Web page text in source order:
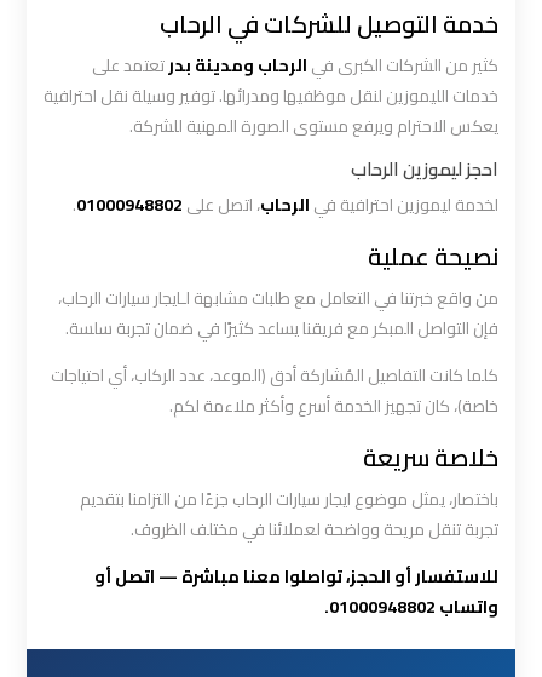
خدمة التوصيل للشركات في الرحاب
كثير من الشركات الكبرى فيالرحاب ومدينة بدرتعتمد على
خدمات الليموزين لنقل موظفيها ومدرائها. توفير وسيلة نقل احترافية
يعكس الاحترام ويرفع مستوى الصورة المهنية للشركة.
احجز ليموزين الرحاب
لخدمة ليموزين احترافية فيالرحاب، اتصل على01000948802
.
نصيحة عملية
من واقع خبرتنا في التعامل مع طلبات مشابهة لـايجار سيارات الرحاب،
فإن التواصل المبكر مع فريقنا يساعد كثيرًا في ضمان تجربة سلسة.
كلما كانت التفاصيل المُشاركة أدق (الموعد، عدد الركاب، أي احتياجات
خاصة)، كان تجهيز الخدمة أسرع وأكثر ملاءمة لكم.
خلاصة سريعة
باختصار، يمثل موضوع ايجار سيارات الرحاب جزءًا من التزامنا بتقديم
تجربة تنقل مريحة وواضحة لعملائنا في مختلف الظروف.
للاستفسار أو الحجز، تواصلوا معنا مباشرة — اتصل أو
واتساب 01000948802.
ليموزين
القاهرة
ليموزين
ليموزين
ليموزين
ليموزين
مرسي